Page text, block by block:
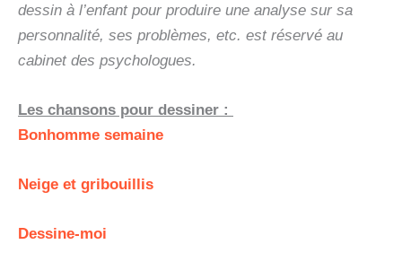
dessin à l’enfant pour produire une analyse sur sa
personnalité, ses problèmes, etc. est réservé au
cabinet des psychologues.
Les chansons pour dessiner :
Bonhomme semaine
Neige et gribouillis
Dessine-moi